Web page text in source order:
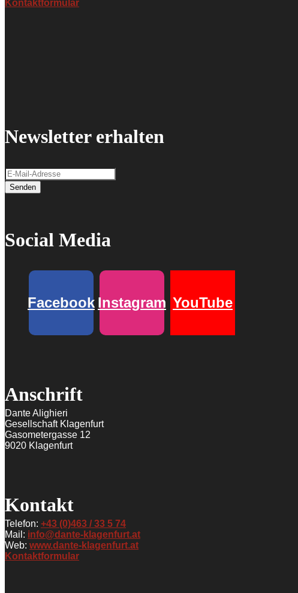
Kontaktformular
Newsletter erhalten
Senden
Social Media
Facebook Instagram YouTube
Anschrift
Dante Alighieri
Gesellschaft Klagenfurt
Gasometergasse 12
9020 Klagenfurt
Kontakt
Telefon: +43 (0)463 / 33 5 74
Mail: info@dante-klagenfurt.at
Web: www.dante-klagenfurt.at
Kontaktformular